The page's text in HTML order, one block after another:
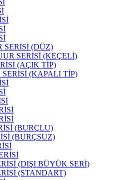
SERİSİ (DÜZ)
SERİSİ (KEÇELİ)
(AÇIK TİP)
(KAPALI TİP)
(BURÇLU)
(BURÇSUZ)
(DIŞI BÜYÜK SERİ)
(STANDART)